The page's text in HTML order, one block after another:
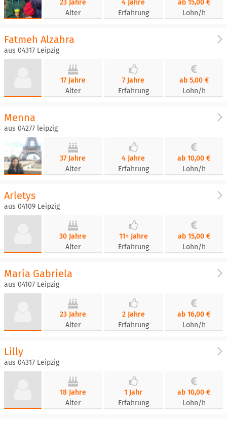
23 Jahre
Alter
4 Jahre
Erfahrung
ab 15,00 €
Lohn/h
Fatmeh Alzahra
aus 04317 Leipzig
17 Jahre
Alter
7 Jahre
Erfahrung
ab 5,00 €
Lohn/h
Menna
aus 04277 leipzig
37 Jahre
Alter
4 Jahre
Erfahrung
ab 10,00 €
Lohn/h
Arletys
aus 04109 Leipzig
30 Jahre
Alter
11+ Jahre
Erfahrung
ab 15,00 €
Lohn/h
Maria Gabriela
aus 04107 Leipzig
23 Jahre
Alter
2 Jahre
Erfahrung
ab 16,00 €
Lohn/h
Lilly
aus 04317 Leipzig
18 Jahre
Alter
1 Jahr
Erfahrung
ab 10,00 €
Lohn/h